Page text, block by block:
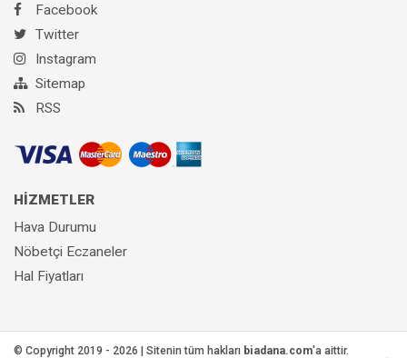
Facebook
Twitter
Instagram
Sitemap
RSS
HİZMETLER
Hava Durumu
Nöbetçi Eczaneler
Hal Fiyatları
© Copyright 2019 - 2026 | Sitenin tüm hakları biadana.com'a aittir.